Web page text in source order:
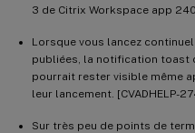
3 de Citrix Workspace app
Lorsque vous lancez
publiées, la notification toast
pourrait rester visible même
leur lancement. [CVADHELP-
Sur très peu de points de